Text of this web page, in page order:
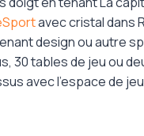
avec cristal dans
design ou autre
30 tables de jeu ou
avec l’espace de